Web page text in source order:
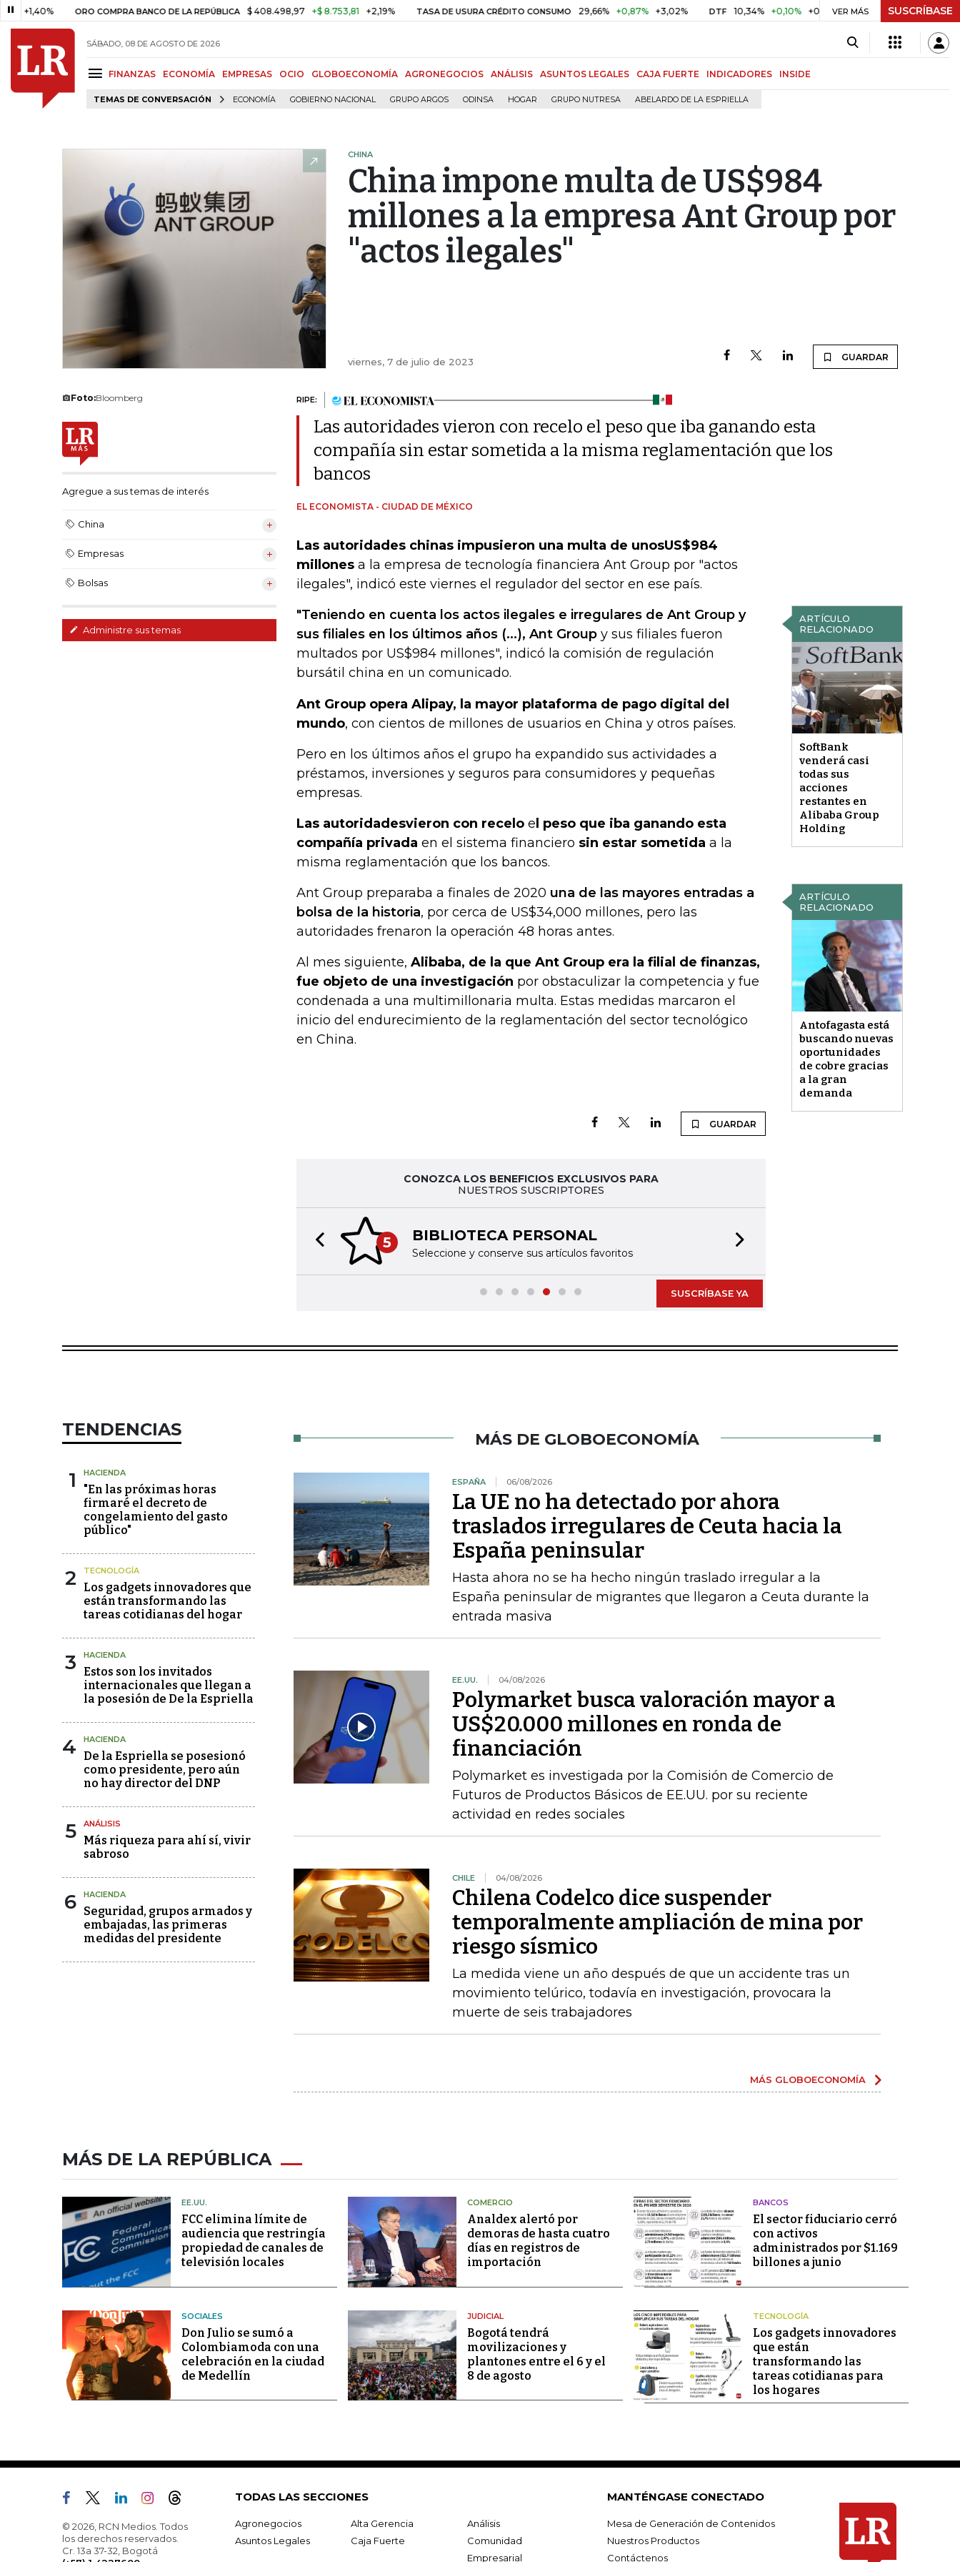
ORO COMPRA BANCO DE LA REPÚBLICA $ 408.498,97 +$ 8.753,81 +2,19% TASA DE USURA CRÉDITO CONSUMO 29,66% +0,87% +3,02% DTF 10,34% +0,10% +0,98% UVR $ 416,96 +$ 0,05 +0,01%
VER MÁS SUSCRÍBASE
SÁBADO, 08 DE AGOSTO DE 2026
FINANZAS ECONOMÍA EMPRESAS OCIO GLOBOECONOMÍA AGRONEGOCIOS ANÁLISIS ASUNTOS LEGALES CAJA FUERTE INDICADORES INSIDE
TEMAS DE CONVERSACIÓN ECONOMÍA GOBIERNO NACIONAL GRUPO ARGOS ODINSA HOGAR GRUPO NUTRESA ABELARDO DE LA ESPRIELLA
CHINA
China impone multa de US$984
millones a la empresa Ant Group por
"actos ilegales"
viernes, 7 de julio de 2023 GUARDAR
Foto:Bloomberg
Agregue a sus temas de interés
China
Empresas
Bolsas
Administre sus temas
RIPE:
Las autoridades vieron con recelo el peso que iba ganando esta
compañía sin estar sometida a la misma reglamentación que los
bancos
EL ECONOMISTA - CIUDAD DE MÉXICO
Las autoridades chinas impusieron una multa de unosUS$984
millones a la empresa de tecnología financiera Ant Group por "actos
ilegales", indicó este viernes el regulador del sector en ese país.
ARTÍCULO
RELACIONADO
SoftBank
venderá casi
todas sus
acciones
restantes en
Alibaba Group
Holding
"Teniendo en cuenta los actos ilegales e irregulares de Ant Group y
sus filiales en los últimos años (...), Ant Group y sus filiales fueron
multados por US$984 millones", indicó la comisión de regulación
bursátil china en un comunicado.
Ant Group opera Alipay, la mayor plataforma de pago digital del
mundo, con cientos de millones de usuarios en China y otros países.
Pero en los últimos años el grupo ha expandido sus actividades a
préstamos, inversiones y seguros para consumidores y pequeñas
empresas.
Las autoridadesvieron con recelo e l peso que iba ganando esta
compañía privada en el sistema financiero sin estar sometida a la
misma reglamentación que los bancos.
ARTÍCULO
RELACIONADO
Antofagasta está
buscando nuevas
oportunidades
de cobre gracias
a la gran
demanda
Ant Group preparaba a finales de 2020 una de las mayores entradas a
bolsa de la historia, por cerca de US$34,000 millones, pero las
autoridades frenaron la operación 48 horas antes.
Al mes siguiente, Alibaba, de la que Ant Group era la filial de finanzas,
fue objeto de una investigación por obstaculizar la competencia y fue
condenada a una multimillonaria multa. Estas medidas marcaron el
inicio del endurecimiento de la reglamentación del sector tecnológico
en China.
GUARDAR
CONOZCA LOS BENEFICIOS EXCLUSIVOS PARA
NUESTROS SUSCRIPTORES
5 BIBLIOTECA PERSONAL
Seleccione y conserve sus artículos favoritos
Previous slide
SUSCRÍBASE YA
TENDENCIAS
1 HACIENDA
"En las próximas horas
firmaré el decreto de
congelamiento del gasto
público"
2 TECNOLOGÍA
Los gadgets innovadores que
están transformando las
tareas cotidianas del hogar
3 HACIENDA
Estos son los invitados
internacionales que llegan a
la posesión de De la Espriella
4 HACIENDA
De la Espriella se posesionó
como presidente, pero aún
no hay director del DNP
5 ANÁLISIS
Más riqueza para ahí sí, vivir
sabroso
6 HACIENDA
Seguridad, grupos armados y
embajadas, las primeras
medidas del presidente
MÁS DE GLOBOECONOMÍA
ESPAÑA 06/08/2026
La UE no ha detectado por ahora
traslados irregulares de Ceuta hacia la
España peninsular
Hasta ahora no se ha hecho ningún traslado irregular a la
España peninsular de migrantes que llegaron a Ceuta durante la
entrada masiva
EE.UU. 04/08/2026
Polymarket busca valoración mayor a
US$20.000 millones en ronda de
financiación
Polymarket es investigada por la Comisión de Comercio de
Futuros de Productos Básicos de EE.UU. por su reciente
actividad en redes sociales
CHILE 04/08/2026
Chilena Codelco dice suspender
temporalmente ampliación de mina por
riesgo sísmico
La medida viene un año después de que un accidente tras un
movimiento telúrico, todavía en investigación, provocara la
muerte de seis trabajadores
MÁS GLOBOECONOMÍA
MÁS DE LA REPÚBLICA
EE.UU.
FCC elimina límite de
audiencia que restringía
propiedad de canales de
televisión locales
COMERCIO
Analdex alertó por
demoras de hasta cuatro
días en registros de
importación
BANCOS
El sector fiduciario cerró
con activos
administrados por $1.169
billones a junio
SOCIALES
Don Julio se sumó a
Colombiamoda con una
celebración en la ciudad
de Medellín
JUDICIAL
Bogotá tendrá
movilizaciones y
plantones entre el 6 y el
8 de agosto
TECNOLOGÍA
Los gadgets innovadores
que están
transformando las
tareas cotidianas para
los hogares
© 2026, RCN Medios. Todos
los derechos reservados.
Cr. 13a 37-32, Bogotá
TODAS LAS SECCIONES
Agronegocios Alta Gerencia
Análisis
Asuntos Legales
Caja Fuerte
Comunidad
Empresarial
MANTÉNGASE CONECTADO
Mesa de Generación de Contenidos
Nuestros Productos
Contáctenos